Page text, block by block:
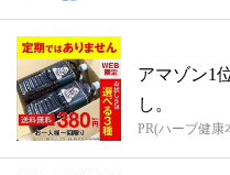
アマゾン1
し。
PR(ハーブ健康